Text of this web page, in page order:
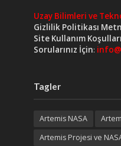
Uzay Bilimleri ve
Gizlilik Politikası
Site Kullanım
Sorularınız İçin:
Tagler
Artemis NASA
Artemis Projesi ve